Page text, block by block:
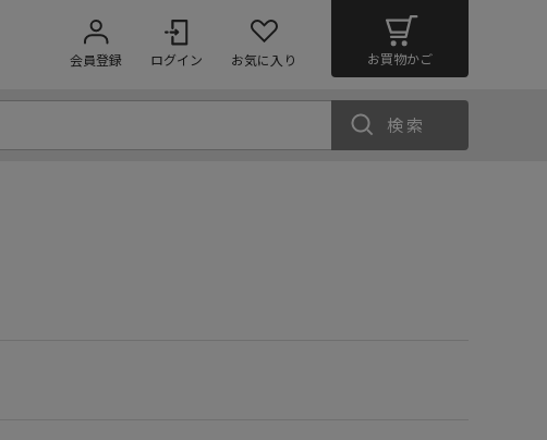
会員登録 ログイン お気に入り お買物かご
検索